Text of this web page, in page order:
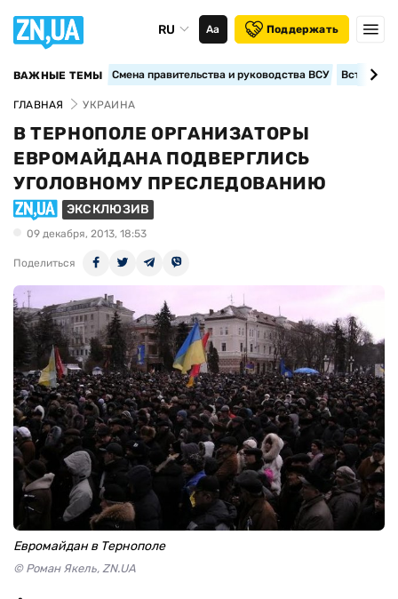
RU Аа Поддержать
ВАЖНЫЕ ТЕМЫ Смена правительства и руководства ВСУ
ГЛАВНАЯ УКРАИНА
В ТЕРНОПОЛЕ ОРГАНИЗАТОРЫ
ЕВРОМАЙДАНА ПОДВЕРГЛИСЬ
УГОЛОВНОМУ ПРЕСЛЕДОВАНИЮ
ЭКСКЛЮЗИВ
09 декабря, 2013, 18:53
Поделиться
Евромайдан в Тернополе
© Роман Якель, ZN.UA